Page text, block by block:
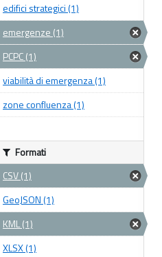
edifici strategici (1)
emergenze (1)
PCPC (1)
viabilità di emergenza (1)
zone confluenza (1)
Formati
CSV (1)
GeoJSON (1)
KML (1)
XLSX (1)